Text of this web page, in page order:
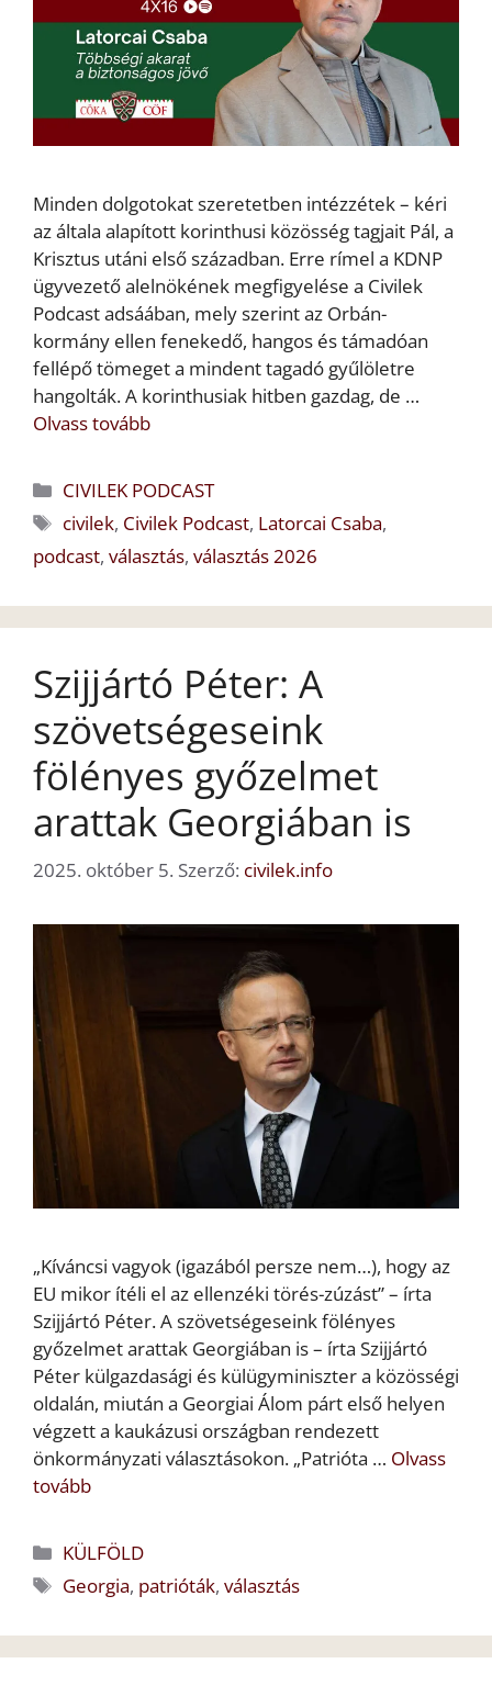
Minden dolgotokat szeretetben intézzétek – kéri
az általa alapított korinthusi közösség tagjait Pál, a
Krisztus utáni első században. Erre rímel a KDNP
ügyvezető alelnökének megfigyelése a Civilek
Podcast adsáában, mely szerint az Orbán-
kormány ellen fenekedő, hangos és támadóan
fellépő tömeget a mindent tagadó gyűlöletre
hangolták. A korinthusiak hitben gazdag, de …
Olvass tovább
Kategória
CIVILEK PODCAST
Címkék
civilek, Civilek Podcast, Latorcai Csaba,
podcast, választás, választás 2026
Szijjártó Péter: A
szövetségeseink
fölényes győzelmet
arattak Georgiában is
2025. október 5. Szerző: civilek.info
„Kíváncsi vagyok (igazából persze nem…), hogy az
EU mikor ítéli el az ellenzéki törés-zúzást” – írta
Szijjártó Péter. A szövetségeseink fölényes
győzelmet arattak Georgiában is – írta Szijjártó
Péter külgazdasági és külügyminiszter a közösségi
oldalán, miután a Georgiai Álom párt első helyen
végzett a kaukázusi országban rendezett
önkormányzati választásokon. „Patrióta … Olvass
tovább
Kategória
KÜLFÖLD
Címkék
Georgia, patrióták,választás